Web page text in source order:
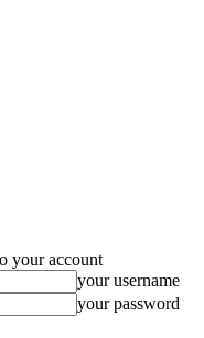
your account
your username
your password